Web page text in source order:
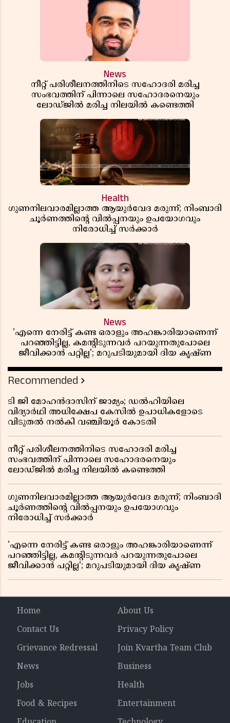
News
നീറ്റ് പരിശീലനത്തിനിടെ സഹോദരി മരിച്ച
സംഭവത്തിന് പിന്നാലെ സഹോദരനെയും
ലോഡ്ജിൽ മരിച്ച നിലയിൽ കണ്ടെത്തി
Health
ഗുണനിലവാരമില്ലാത്ത ആയുർവേദ മരുന്ന്; നിംബാദി
ചൂർണത്തിൻ്റെ വിൽപ്പനയും ഉപയോഗവും
നിരോധിച്ച് സർക്കാർ
News
'എന്നെ നേരിട്ട് കണ്ട ഒരാളും അഹങ്കാരിയാണെന്ന്
പറഞ്ഞിട്ടില്ല, കമൻ്റിടുന്നവർ പറയുന്നതുപോലെ
ജീവിക്കാൻ പറ്റില്ല'; മറുപടിയുമായി ദിയ കൃഷ്ണ
Recommended
ടി ജി മോഹൻദാസിന് ജാമ്യം; ഡൽഹിയിലെ
വിദ്യാർഥി അധിക്ഷേപ കേസിൽ ഉപാധികളോടെ
വിടുതൽ നൽകി വഞ്ചിയൂർ കോടതി
നീറ്റ് പരിശീലനത്തിനിടെ സഹോദരി മരിച്ച
സംഭവത്തിന് പിന്നാലെ സഹോദരനെയും
ലോഡ്ജിൽ മരിച്ച നിലയിൽ കണ്ടെത്തി
ഗുണനിലവാരമില്ലാത്ത ആയുർവേദ മരുന്ന്; നിംബാദി
ചൂർണത്തിൻ്റെ വിൽപ്പനയും ഉപയോഗവും
നിരോധിച്ച് സർക്കാർ
'എന്നെ നേരിട്ട് കണ്ട ഒരാളും അഹങ്കാരിയാണെന്ന്
പറഞ്ഞിട്ടില്ല, കമൻ്റിടുന്നവർ പറയുന്നതുപോലെ
ജീവിക്കാൻ പറ്റില്ല'; മറുപടിയുമായി ദിയ കൃഷ്ണ
Home
About Us
Contact Us
Privacy Policy
Grievance Redressal
Join Kvartha Team Club
News
Business
Jobs
Health
Food & Recipes
Entertainment